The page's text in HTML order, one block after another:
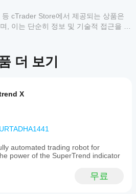
니다.
: 선 스타일, 두께 및 구역 색상을
이터셋이 있는 실계좌에서도 최소
되었습니다.
작동: 외환부터 원자재, 지수, 암
간 시가는 전문 트레이더들이 가
하나입니다. 강세 및 약세 구역
써 이 지표는 시장 심리에 대한
더 빠르고 자신감 있는 거래 결
니다.
상의 선이 아니라 시각적 거래 우
Zones 지표는 하루 중 가장 중요
cTrader Store에서 제공되는 상품은
, 이는 단순히 정보 및 기술적 접근을 목
Store는 중개인이 아니며, 투자 조
더 보기
X
automated trading robot for
power of the SuperTrend indicator
무료